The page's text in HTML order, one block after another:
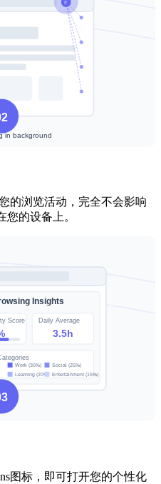
的浏览活动，完全不会影响
的设备上。
图标，即可打开您的个性化